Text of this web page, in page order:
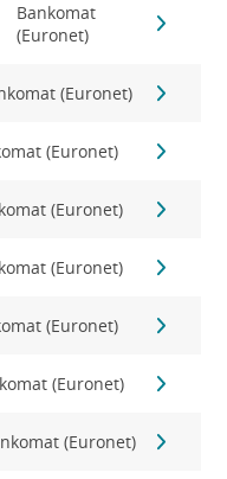
Bankomat
(Euronet)
(Euronet)
(Euronet)
(Euronet)
(Euronet)
(Euronet)
(Euronet)
(Euronet)